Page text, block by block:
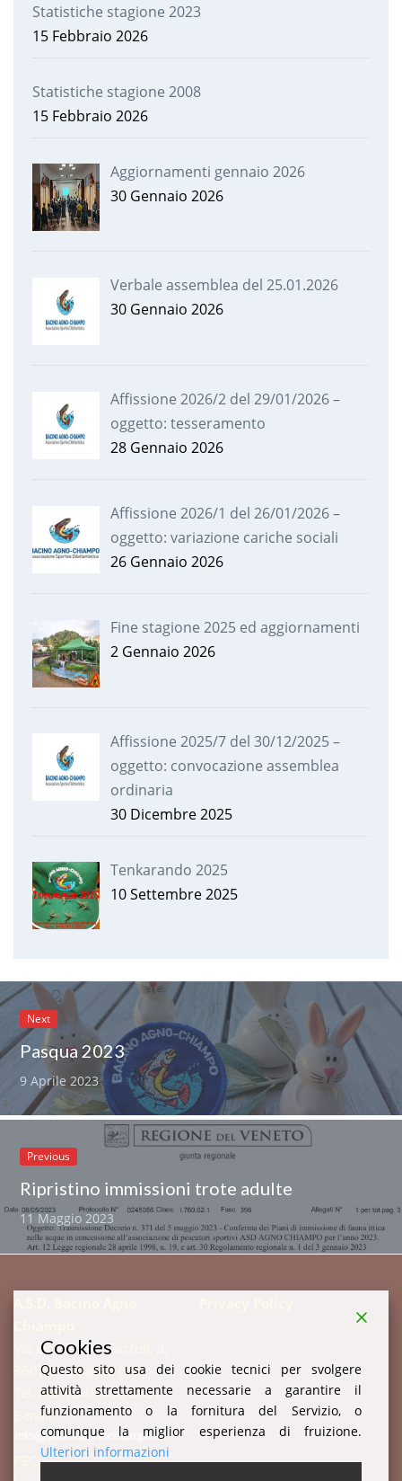
Statistiche stagione 2023
15 Febbraio 2026
Statistiche stagione 2008
15 Febbraio 2026
Aggiornamenti gennaio 2026
30 Gennaio 2026
Verbale assemblea del 25.01.2026
30 Gennaio 2026
Affissione 2026/2 del 29/01/2026 –
oggetto: tesseramento
28 Gennaio 2026
Affissione 2026/1 del 26/01/2026 –
oggetto: variazione cariche sociali
26 Gennaio 2026
Fine stagione 2025 ed aggiornamenti
2 Gennaio 2026
Affissione 2025/7 del 30/12/2025 –
oggetto: convocazione assemblea
ordinaria
30 Dicembre 2025
Tenkarando 2025
10 Settembre 2025
Next
Pasqua 2023
9 Aprile 2023
Previous
Ripristino immissioni trote adulte
11 Maggio 2023
Via Don Enrico Tazzoli, 3,
36078 Valdagno (VI)
Tel. (+39) 348 003 3857
E-mail:
Cookies
Questo sito usa dei cookie tecnici per svolgere
attività strettamente necessarie a garantire il
funzionamento o la fornitura del Servizio, o
comunque la miglior esperienza di fruizione.
Ulteriori informazioni